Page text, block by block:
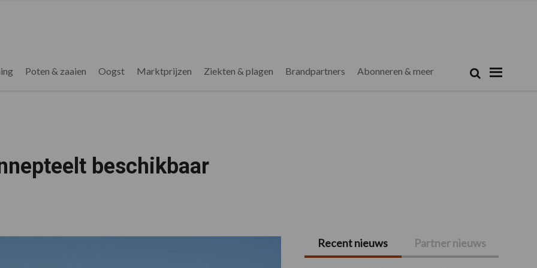
Poten & zaaien Oogst Marktprijzen Ziekten & plagen Brandpartners Abonneren & meer Zoek
beschikbaar
Primaire
Recent nieuws Partner nieuws